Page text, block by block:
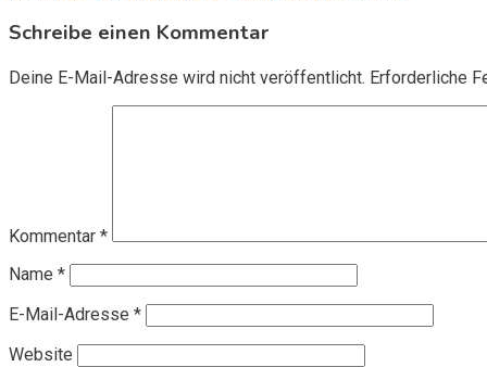
Schreibe einen Kommentar
Deine E-Mail-Adresse wird nicht veröffentlicht. Erforderliche
Kommentar *
Name *
E-Mail-Adresse *
Website